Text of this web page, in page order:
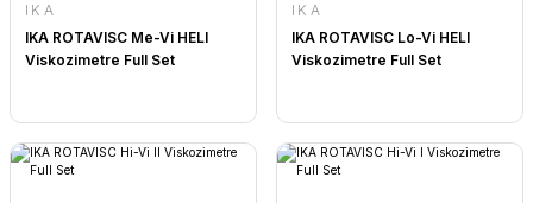
IKA
IKA ROTAVISC Me-Vi HELI
Viskozimetre Full Set
IKA
IKA ROTAVISC Lo-Vi HELI
Viskozimetre Full Set